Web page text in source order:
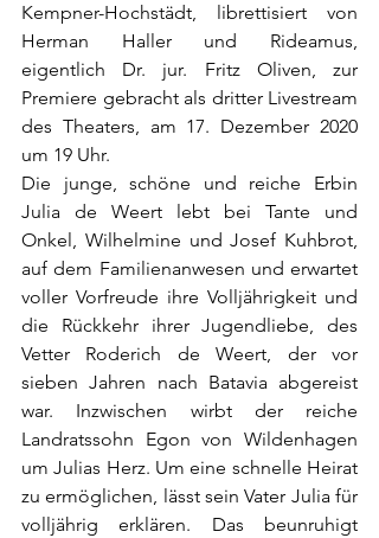
Kempner-Hochstädt, librettisiert von
Herman Haller und Rideamus,
eigentlich Dr. jur. Fritz Oliven, zur
Premiere gebracht als dritter Livestream
des Theaters, am 17. Dezember 2020
um 19 Uhr.
Die junge, schöne und reiche Erbin
Julia de Weert lebt bei Tante und
Onkel, Wilhelmine und Josef Kuhbrot,
auf dem Familienanwesen und erwartet
voller Vorfreude ihre Volljährigkeit und
die Rückkehr ihrer Jugendliebe, des
Vetter Roderich de Weert, der vor
sieben Jahren nach Batavia abgereist
war. Inzwischen wirbt der reiche
Landratssohn Egon von Wildenhagen
um Julias Herz. Um eine schnelle Heirat
zu ermöglichen, lässt sein Vater Julia für
volljährig erklären. Das beunruhigt